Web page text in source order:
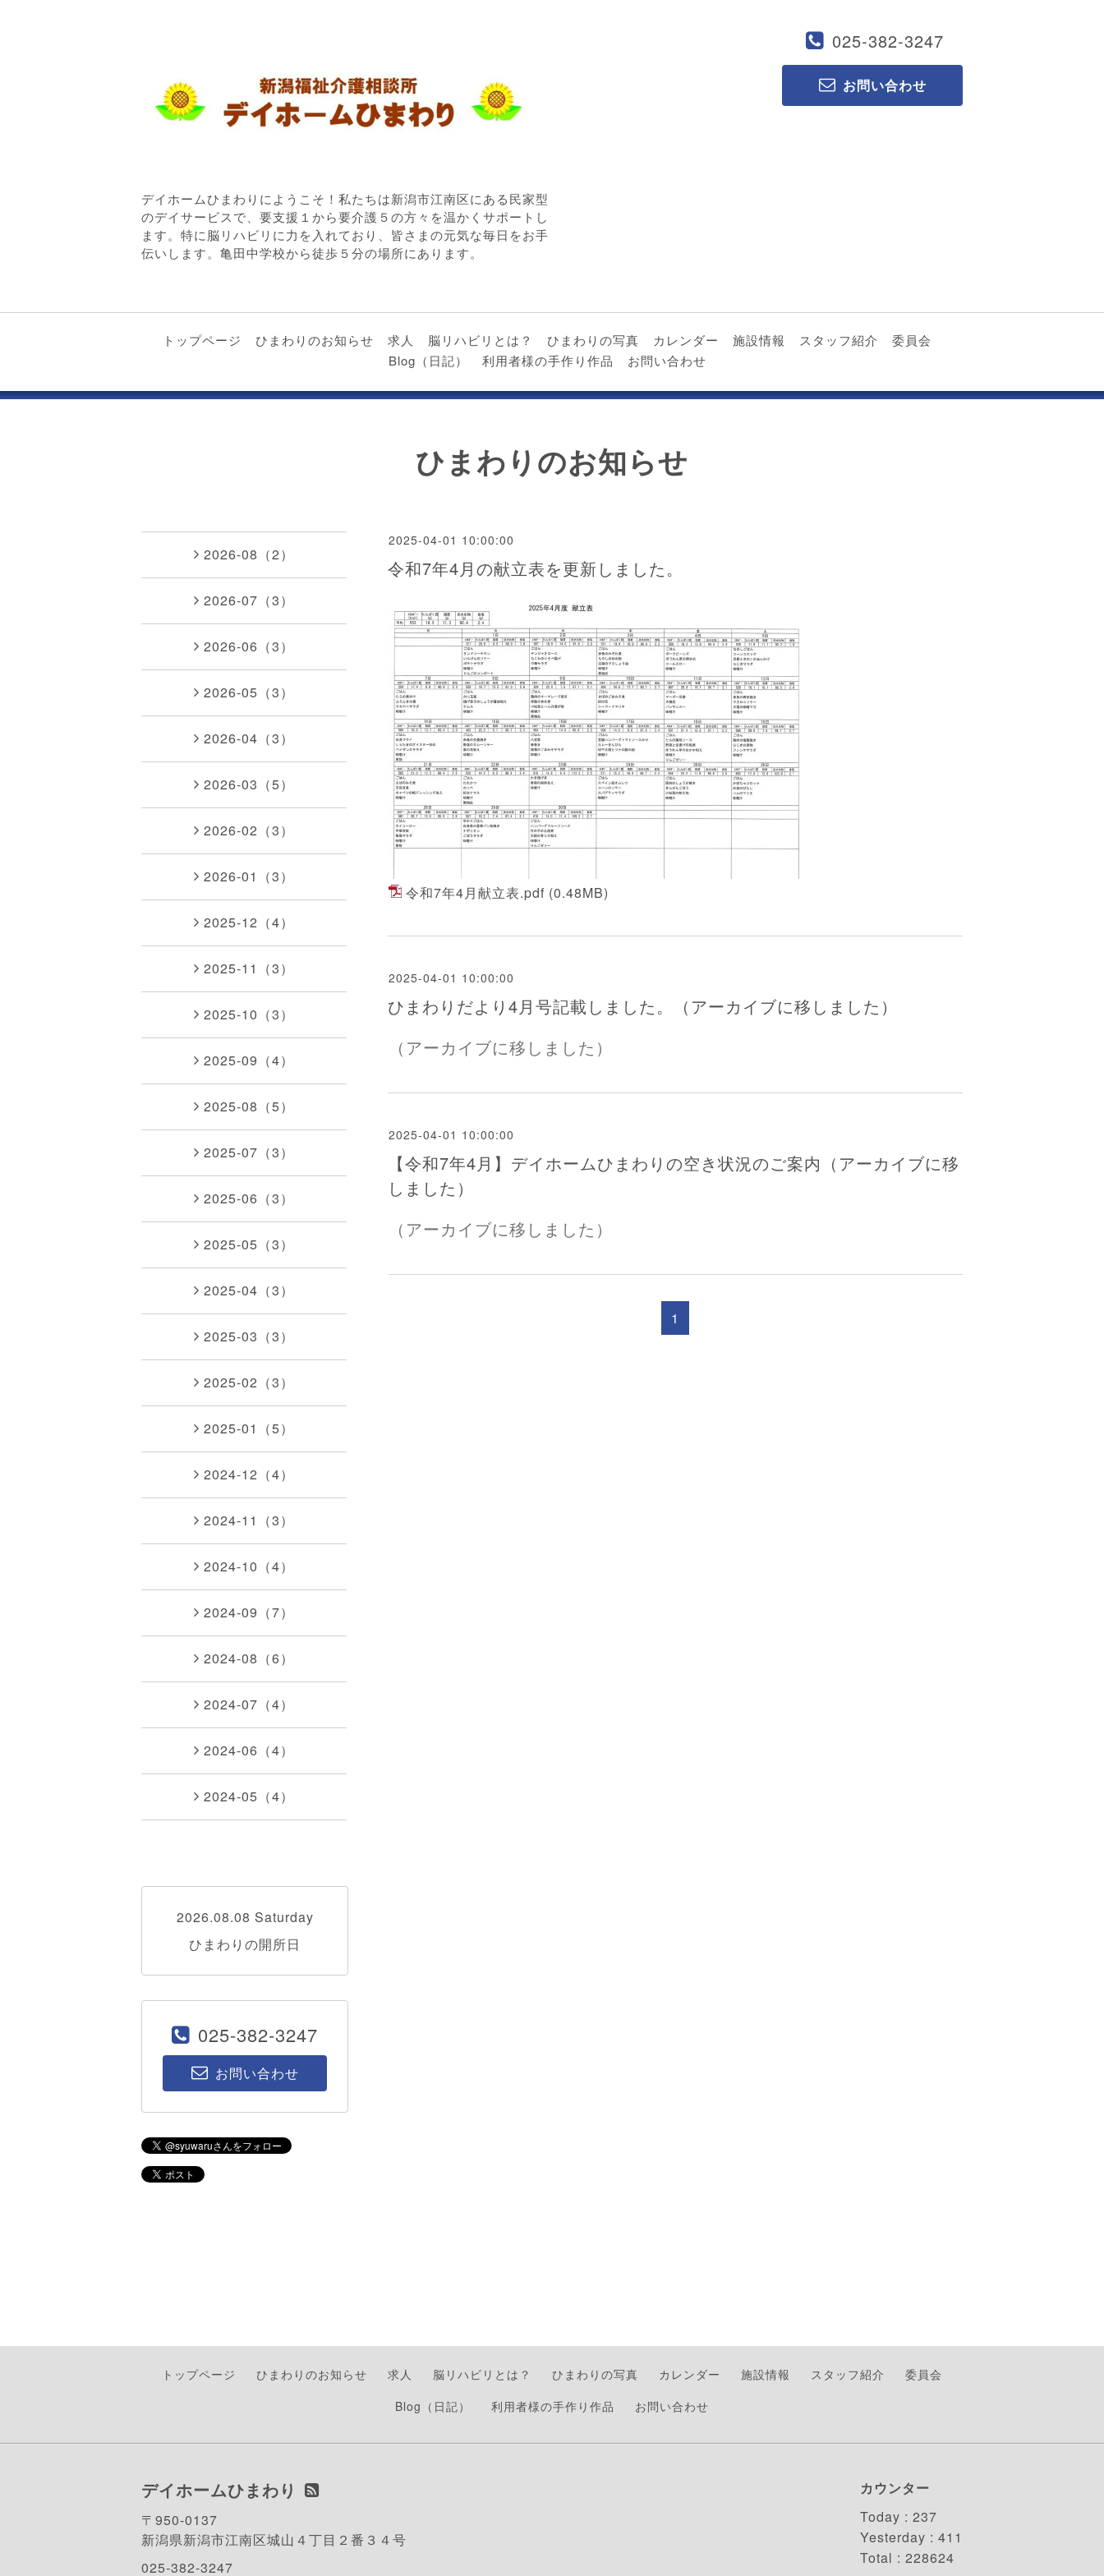
025-382-3247
お問い合わせ
デイホームひまわりにようこそ！私たちは新潟市江南区にある民家型
のデイサービスで、要支援１から要介護５の方々を温かくサポートし
ます。特に脳リハビリに力を入れており、皆さまの元気な毎日をお手
伝いします。亀田中学校から徒歩５分の場所にあります。
トップページ ひまわりのお知らせ 求人 脳リハビリとは？ ひまわりの写真 カレンダー 施設情報 スタッフ紹介
委員会
Blog（日記）
利用者様の手作り作品 お問い合わせ
ひまわりのお知らせ
2025-04-01 10:00:00
令和7年4月の献立表を更新しました。
令和7年4月献立表.pdf (0.48MB)
2025-04-01 10:00:00
ひまわりだより4月号記載しました。（アーカイブに移しました）
（アーカイブに移しました）
2025-04-01 10:00:00
【令和7年4月】デイホームひまわりの空き状況のご案内（アーカイブに移
しました）
（アーカイブに移しました）
1
2026-08（2）
2026-07（3）
2026-06（3）
2026-05（3）
2026-04（3）
2026-03（5）
2026-02（3）
2026-01（3）
2025-12（4）
2025-11（3）
2025-10（3）
2025-09（4）
2025-08（5）
2025-07（3）
2025-06（3）
2025-05（3）
2025-04（3）
2025-03（3）
2025-02（3）
2025-01（5）
2024-12（4）
2024-11（3）
2024-10（4）
2024-09（7）
2024-08（6）
2024-07（4）
2024-06（4）
2024-05（4）
2026.08.08 Saturday
ひまわりの開所日
025-382-3247
お問い合わせ
トップページ ひまわりのお知らせ 求人 脳リハビリとは？ ひまわりの写真 カレンダー 施設情報 スタッフ紹介
委員会
Blog（日記）
利用者様の手作り作品 お問い合わせ
デイホームひまわり
〒950-0137
新潟県新潟市江南区城山４丁目２番３４号
025-382-3247
カウンター
Today : 237
Yesterday : 411
Total : 228624